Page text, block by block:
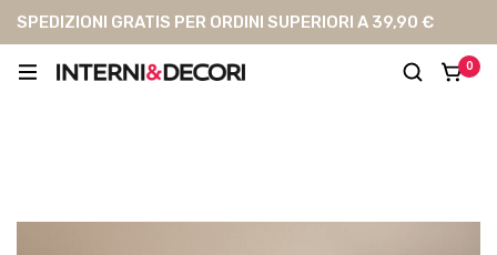
SPEDIZIONI GRATIS PER ORDINI SUPERIORI A 39,90 €
0